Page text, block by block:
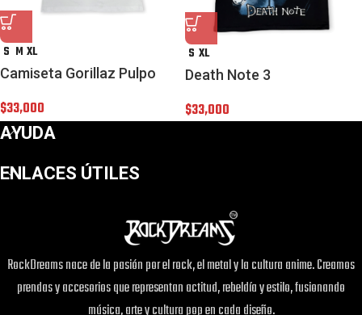
S M XL
Camiseta Gorillaz Pulpo
$33,000
S XL
Death Note 3
$33,000
AYUDA
ENLACES ÚTILES
RockDreams nace de la pasión por el rock, el metal y la cultura anime. Creamos
prendas y accesorios que representan actitud, rebeldía y estilo, fusionando